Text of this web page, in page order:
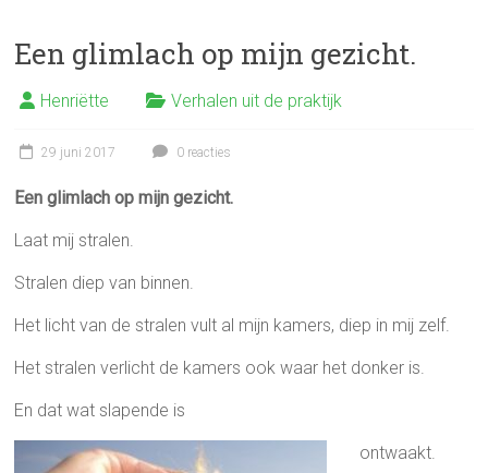
en
Een glimlach op mijn gezicht.
Henriëtte Verhalen uit de praktijk
29 juni 2017 0 reacties
Een glimlach op mijn gezicht.
Laat mij stralen.
Stralen diep van binnen.
Het licht van de stralen vult al mijn kamers, diep in mij zelf.
Het stralen verlicht de kamers ook waar het donker is.
En dat wat slapende is
ontwaakt.